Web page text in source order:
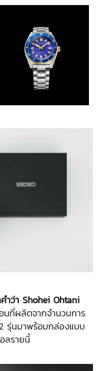
ำว่า Shohei Ohtani
นที่ผลิตจากจำนวนการ
รุ่นมาพร้อมกล่องแบบ
ลรายนี้